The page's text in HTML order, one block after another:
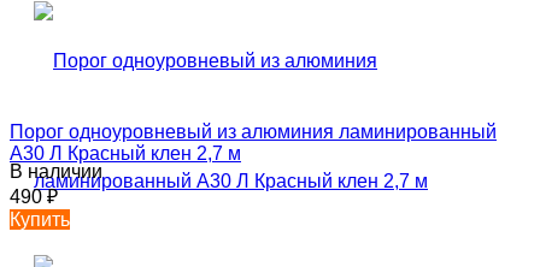
Порог одноуровневый из алюминия ламинированный
А30 Л Красный клен 2,7 м
В наличии
490₽
Купить